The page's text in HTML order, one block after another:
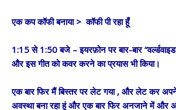
एक कप कॉफी बनाया > कॉफी पी रहा हूँ
1:15 से 1:50 बजे – इयरफ़ोन पर बार-बार “वर्ल्डवाइड
और इस गीत को कवर करने का प्रयास भी किया।
एक बार फिर मैं बिस्तर पर लेट गया , और लेट कर
अवस्था बना रहा हूं और एक बार फिर अनजाने में और